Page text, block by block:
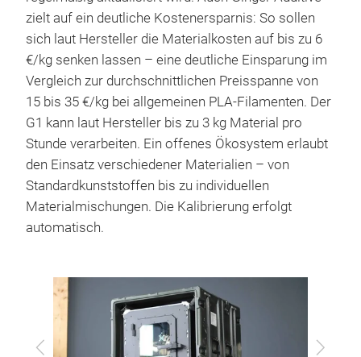
zielt auf ein deutliche Kostenersparnis: So sollen
sich laut Hersteller die Materialkosten auf bis zu 6
€/kg senken lassen – eine deutliche Einsparung im
Vergleich zur durchschnittlichen Preisspanne von
15 bis 35 €/kg bei allgemeinen PLA-Filamenten. Der
G1 kann laut Hersteller bis zu 3 kg Material pro
Stunde verarbeiten. Ein offenes Ökosystem erlaubt
den Einsatz verschiedener Materialien – von
Standardkunststoffen bis zu individuellen
Materialmischungen. Die Kalibrierung erfolgt
automatisch.
Zurück Vor